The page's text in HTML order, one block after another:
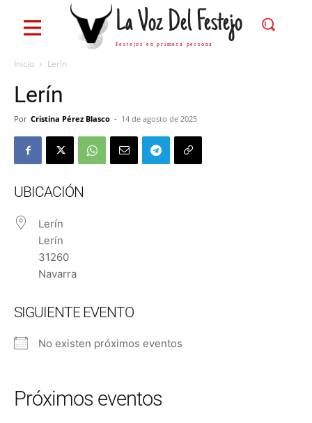
La Voz Del Festejo
Festejos en primera persona
Inicio Lerín
Lerín
Por Cristina Pérez Blasco - 14 de agosto de 2025
UBICACIÓN
Lerín
Lerín
31260
Navarra
SIGUIENTE EVENTO
No existen próximos eventos
Próximos eventos